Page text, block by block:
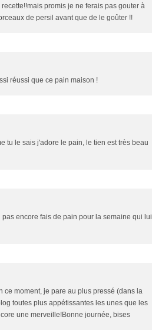
promis je ne ferais pas gouter à
de persil avant que de le goûter !!
réussi que ce pain maison !
tu le sais j'adore le pain, le tien est très beau
encore fais de pain pour la semaine qui lui
ce moment, je pare au plus pressé (dans la
toutes plus appétissantes les unes que les
une merveille!Bonne journée, bises